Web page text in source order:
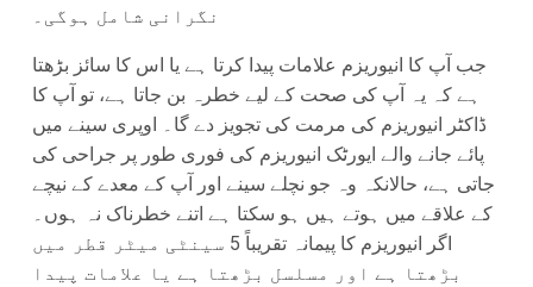
نگرانی شامل ہوگی۔
جب آپ کا انیوریزم علامات پیدا کرتا ہے یا اس کا سائز بڑھتا
ہے کہ یہ آپ کی صحت کے لیے خطرہ بن جاتا ہے، تو آپ کا
ڈاکٹر انیوریزم کی مرمت کی تجویز دے گا۔ اوپری سینے میں
پائے جانے والے ایورٹک انیوریزم کی فوری طور پر جراحی کی
جاتی ہے، حالانکہ وہ جو نچلے سینے اور آپ کے معدے کے نیچے
کے علاقے میں ہوتے ہیں ہو سکتا ہے اتنے خطرناک نہ ہوں۔
اگر انیوریزم کا پیمانہ تقریباً 5 سینٹی میٹر قطر میں
بڑھتا ہے اور مسلسل بڑھتا ہے یا علامات پیدا